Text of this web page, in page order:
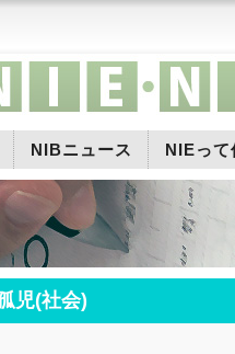
NIBニュース NIEって
児(社会)